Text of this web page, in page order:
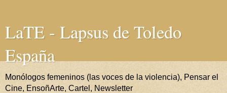
LaTE - Lapsus de Toledo
España
Monólogos femeninos (las voces de la violencia), Pensar el
Cine, EnsoñArte, Cartel, Newsletter